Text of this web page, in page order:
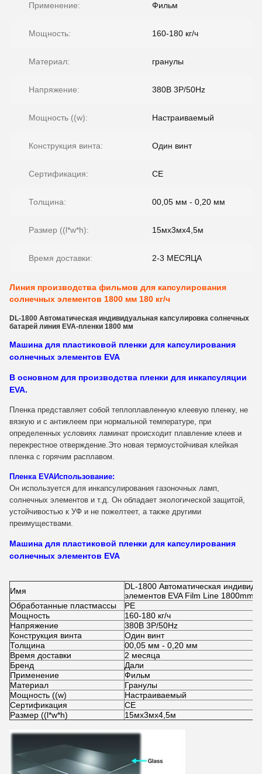
Применение: Фильм
Мощность: 160-180 кг/ч
Материал: гранулы
Напряжение: 380В 3P/50Hz
Мощность ((w): Настраиваемый
Конструкция винта: Один винт
Сертификация: CE
Толщина: 00,05 мм - 0,20 мм
Размер ((l*w*h): 15мх3мх4,5м
Время доставки: 2-3 МЕСЯЦА
Линия производства фильмов для капсулирования
солнечных элементов 1800 мм 180 кг/ч
DL-1800 Автоматическая индивидуальная капсулировка солнечных
батарей линия EVA-пленки 1800 мм
Машина для пластиковой пленки для капсулирования
солнечных элементов EVA
В основном для производства пленки для инкапсуляции
EVA.
Пленка представляет собой теплоплавленную клеевую пленку, не
вязкую и с антиклеем при нормальной температуре, при
определенных условиях ламинат происходит плавление клеев и
перекрестное отверждение.Это новая термоустойчивая клейкая
пленка с горячим расплавом.
Пленка EVAИспользование:
Он используется для инкапсулирования газоночных ламп,
солнечных элементов и т.д. Он обладает экологической защитой,
устойчивостью к УФ и не пожелтеет, а также другими
преимуществами.
Машина для пластиковой пленки для капсулирования
солнечных элементов EVA
Имя
DL-1800 Автоматическая
элементов EVA Film Line 1800mm
Обработанные пластмассы
PE
Мощность
160-180 кг/ч
Напряжение
380В 3P/50Hz
Конструкция винта
Один винт
Толщина
00,05 мм - 0,20 мм
Время доставки
2 месяца
Бренд
Дали
Применение
Фильм
Материал
Гранулы
Мощность ((w)
Настраиваемый
Сертификация
CE
Размер ((l*w*h)
15мх3мх4,5м